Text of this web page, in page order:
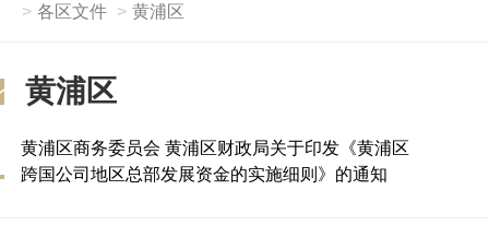
各区文件
黄浦区
黄浦区
黄浦区商务委员会 黄浦区财政局关于印发《黄浦区
跨国公司地区总部发展资金的实施细则》的通知